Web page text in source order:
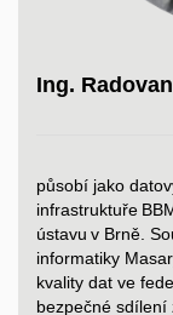
Ing.
působí jako
infrastruktuře
ústavu v Brně.
informatiky
kvality dat ve
bezpečné sdílení